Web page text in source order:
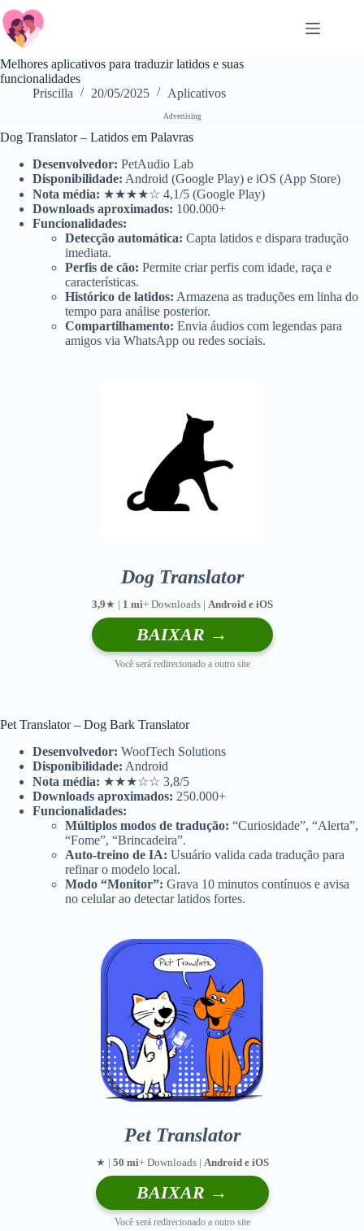
Zum
Inhalt
springen
Melhores aplicativos para traduzir latidos e suas
funcionalidades
Priscilla
20/05/2025 Aplicativos
Advertising
Dog Translator – Latidos em Palavras
Desenvolvedor: PetAudio Lab
Disponibilidade: Android (Google Play) e iOS (App Store)
Nota média: ★★★★☆ 4,1/5 (Google Play)
Downloads aproximados: 100.000+
Funcionalidades:
Detecção automática: Capta latidos e dispara tradução
imediata.
Perfis de cão: Permite criar perfis com idade, raça e
características.
Histórico de latidos: Armazena as traduções em linha do
tempo para análise posterior.
Compartilhamento: Envia áudios com legendas para
amigos via WhatsApp ou redes sociais.
Dog Translator
3,9★ | 1 mi+ Downloads | Android e iOS
BAIXAR →
Você será redirecionado a outro site
Pet Translator – Dog Bark Translator
Desenvolvedor: WoofTech Solutions
Disponibilidade: Android
Nota média: ★★★☆☆ 3,8/5
Downloads aproximados: 250.000+
Funcionalidades:
Múltiplos modos de tradução: “Curiosidade”, “Alerta”,
“Fome”, “Brincadeira”.
Auto-treino de IA: Usuário valida cada tradução para
refinar o modelo local.
Modo “Monitor”: Grava 10 minutos contínuos e avisa
no celular ao detectar latidos fortes.
Pet Translator
★ | 50 mi+ Downloads | Android e iOS
BAIXAR →
Você será redirecionado a outro site